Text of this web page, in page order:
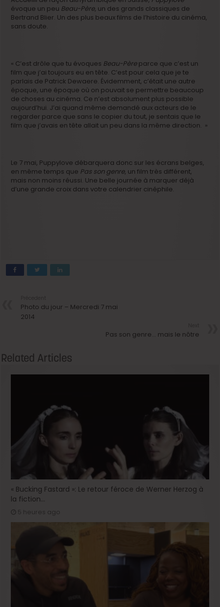
évoque un peu Beau-Père, un des grands classiques de
Bertrand Blier. Un des plus beaux films de l’histoire du cinéma,
sans doute.
« C’est drôle que tu évoques Beau-Père parce que c’est un
film que j’ai toujours eu en tête. C’est pour cela que je te
parlais de Patrick Dewaere. Évidemment, c’était une autre
époque, une époque où on pouvait se permettre beaucoup
de choses au cinéma. Ce n’est absolument plus possible
aujourd’hui. J’ai quand même demandé aux acteurs de le
regarder parce que sans le copier du tout, je sentais que le
film que j’avais en tête allait un peu dans la même direction. »
Le 7 mai, Puppylove débarquera donc sur les écrans belges,
en même temps que Pas son genre, un film très différent,
mais non moins réussi. Une belle journée à marquer déjà
d’une grande croix dans votre calendrier cinéphile.
Photo du jour – Mercredi 7 mai
2014
Pas son genre… mais le nôtre
Related Articles
« Bucking Fastard »: Le retour féroce de Werner Herzog à
la fiction…
5 heures ago